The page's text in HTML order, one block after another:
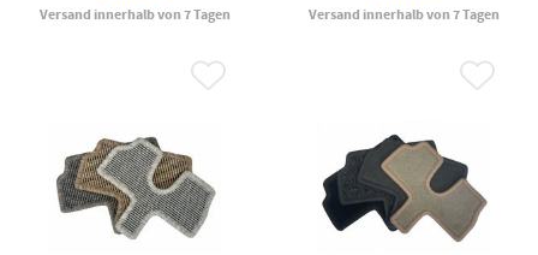
Versand innerhalb von 7 Tagen Versand innerhalb von 7 Tagen